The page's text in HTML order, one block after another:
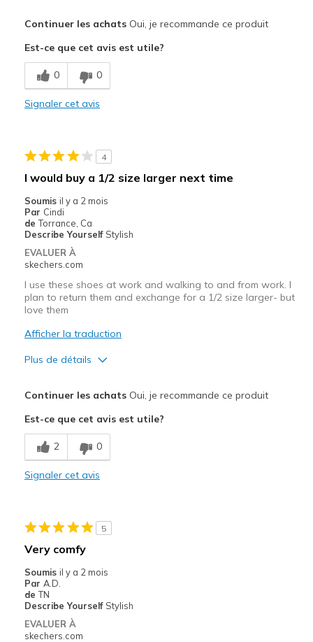
Comfortable
Les meilleures utilisations
Casual Wear
Travel
View On Shoes
Continuer les achatsOui, je recommande ce produit
Est-ce que cet avis est utile?
0 0
Signaler cet avis
4
I would buy a 1/2 size larger next time
Soumis il y a 2 mois
Par Cindi
de Torrance, Ca
Describe Yourself Stylish
EVALUER À
skechers.com
I use these shoes at work and walking to and from work. I
plan to return them and exchange for a 1/2 size larger- but
love them
Afficher la traduction
Plus de détails
Durable
Stylish
Work
Sizing
View On Shoes
Continuer les achatsOui, je recommande ce produit
Est-ce que cet avis est utile?
2 0
Signaler cet avis
5
Very comfy
Soumis il y a 2 mois
Par A.D.
de TN
Describe Yourself Stylish
EVALUER À
skechers.com